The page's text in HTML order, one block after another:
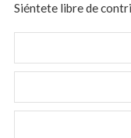
Siéntete libre de